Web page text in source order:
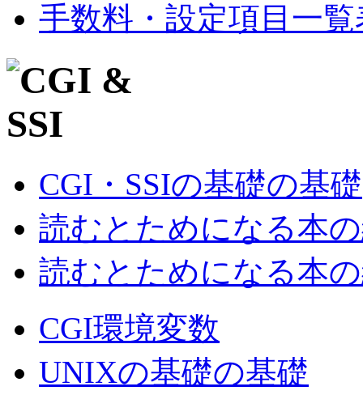
手数料・設定項目一覧
CGI・SSIの基礎の基礎
読むとためになる本
読むとためになる本
CGI環境変数
UNIXの基礎の基礎